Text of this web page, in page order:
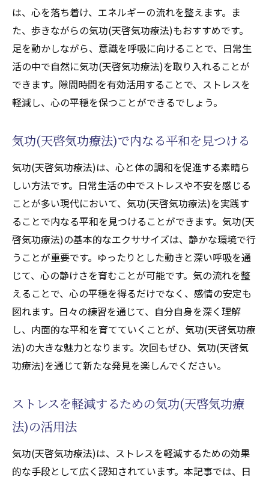
は、心を落ち着け、エネルギーの流れを整えます。ま
た、歩きながらの気功(天啓気功療法)もおすすめです。
足を動かしながら、意識を呼吸に向けることで、日常生
活の中で自然に気功(天啓気功療法)を取り入れることが
できます。隙間時間を有効活用することで、ストレスを
軽減し、心の平穏を保つことができるでしょう。
気功(天啓気功療法)で内なる平和を見つける
気功(天啓気功療法)は、心と体の調和を促進する素晴ら
しい方法です。日常生活の中でストレスや不安を感じる
ことが多い現代において、気功(天啓気功療法)を実践す
ることで内なる平和を見つけることができます。気功(天
啓気功療法)の基本的なエクササイズは、静かな環境で行
うことが重要です。ゆったりとした動きと深い呼吸を通
じて、心の静けさを育むことが可能です。気の流れを整
えることで、心の平穏を得るだけでなく、感情の安定も
図れます。日々の練習を通じて、自分自身を深く理解
し、内面的な平和を育てていくことが、気功(天啓気功療
法)の大きな魅力となります。次回もぜひ、気功(天啓気
功療法)を通じて新たな発見を楽しんでください。
ストレスを軽減するための気功(天啓気功療
法)の活用法
気功(天啓気功療法)は、ストレスを軽減するための効果
的な手段として広く認知されています。本記事では、日